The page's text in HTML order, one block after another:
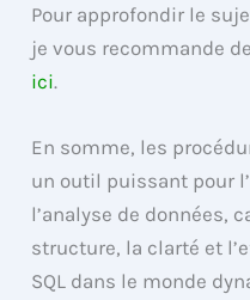
Pour approfondir le
je vous recommande
ici.
En somme, les
un outil puissant pour
l’analyse de données,
structure, la clarté et
SQL dans le monde